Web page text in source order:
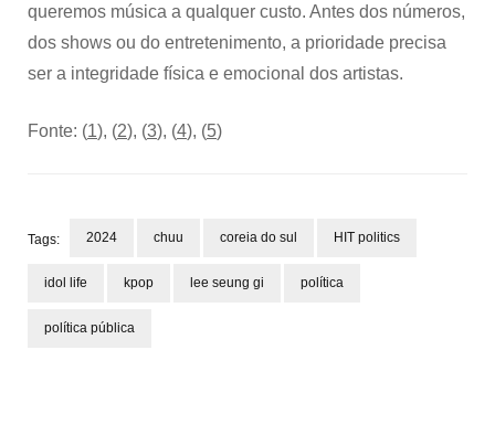
queremos música a qualquer custo. Antes dos números,
dos shows ou do entretenimento, a prioridade precisa
ser a integridade física e emocional dos artistas.
Fonte: (1), (2), (3), (4), (5)
Tags: 2024 chuu coreia do sul HIT politics
idol life kpop lee seung gi política
política pública